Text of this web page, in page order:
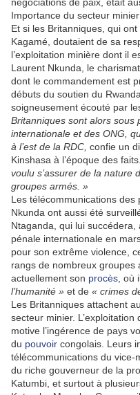
Importance du secteur minier
Et si les Britanniques, qui
Kagamé, doutaient de sa
l’exploitation minière dont il
Laurent Nkunda, le
dont le commandement est
débuts du soutien du
soigneusement écouté par
Britanniques sont alors sous
internationale et des ONG,
à l’est de la RDC, confie un
Kinshasa à l’époque des faits.
voulu s’assurer de la nature
groupes armés. »
Les télécommunications
Nkunda ont aussi été
Ntaganda, qui lui succédera,
pénale internationale en
pour son extrême violence,
rangs de nombreux groupes
actuellement son procès ,
l’humanité » et de « crimes
Les Britanniques attachent
secteur minier.
motive l’ingérence de pays
du pouvoir congolais. Leurs
télécommunications du vice-
du riche gouverneur de la
Katumbi, et surtout à